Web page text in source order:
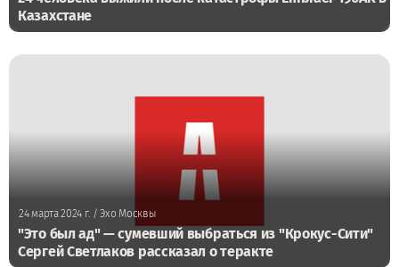
Казахстане
24 марта 2024 г. / Эхо Москвы
"Это был ад" — сумевший выбраться из "Крокус-Сити"
Сергей Светлаков рассказал о теракте